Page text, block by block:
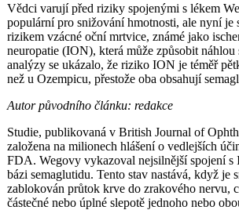
Vědci varují před riziky spojenými s lékem
populární pro snižování hmotnosti, ale nyní je
rizikem vzácné oční mrtvice, známé jako
neuropatie (ION), která může způsobit náhlou
analýzy se ukázalo, že riziko ION je téměř
než u Ozempicu, přestože oba obsahují
Autor původního článku: redakce
Studie, publikovaná v British Journal of
založena na milionech hlášení o vedlejších
FDA. Wegovy vykazoval nejsilnější spojení s
bázi semaglutidu. Tento stav nastává, když je
zablokován průtok krve do zrakového nervu,
částečné nebo úplné slepotě jednoho nebo